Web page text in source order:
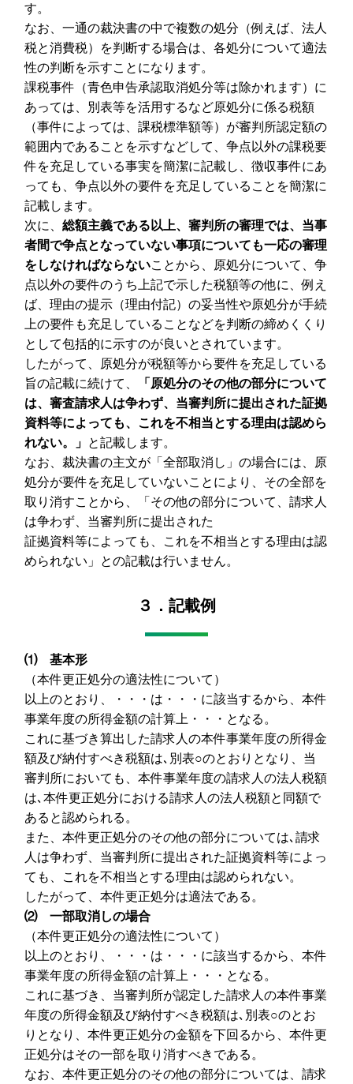
す。
なお、一通の裁決書の中で複数の処分（例えば、法人
税と消費税）を判断する場合は、各処分について適法
性の判断を示すことになります。
課税事件（青色申告承認取消処分等は除かれます）に
あっては、別表等を活用するなど原処分に係る税額
（事件によっては、課税標準額等）が審判所認定額の
範囲内であることを示すなどして、争点以外の課税要
件を充足している事実を簡潔に記載し、徴収事件にあ
っても、争点以外の要件を充足していることを簡潔に
記載します。
次に、総額主義である以上、審判所の審理では、当事
者間で争点となっていない事項についても一応の審理
をしなければならないことから、原処分について、争
点以外の要件のうち上記で示した税額等の他に、例え
ば、理由の提示（理由付記）の妥当性や原処分が手続
上の要件も充足していることなどを判断の締めくくり
として包括的に示すのが良いとされています。
したがって、原処分が税額等から要件を充足している
旨の記載に続けて、
「原処分のその他の部分について
は、審査請求人は争わず、当審判所に提出された証拠
資料等によっても、これを不相当とする理由は認めら
れない。」 と記載します。
なお、裁決書の主文が「全部取消し」の場合には、原
処分が要件を充足していないことにより、その全部を
取り消すことから、「その他の部分について、請求人
は争わず、当審判所に提出された
証拠資料等によっても、これを不相当とする理由は認
められない」との記載は行いません。
３．記載例
⑴ 基本形
（本件更正処分の適法性について）
以上のとおり、・・・は・・・に該当するから、本件
事業年度の所得金額の計算上・・・となる。
これに基づき算出した請求人の本件事業年度の所得金
額及び納付すべき税額は､別表○のとおりとなり、当
審判所においても、本件事業年度の請求人の法人税額
は､本件更正処分における請求人の法人税額と同額で
あると認められる。
また、本件更正処分のその他の部分については､請求
人は争わず、当審判所に提出された証拠資料等によっ
ても、これを不相当とする理由は認められない。
したがって、本件更正処分は適法である。
⑵ 一部取消しの場合
（本件更正処分の適法性について）
以上のとおり、・・・は・・・に該当するから、本件
事業年度の所得金額の計算上・・・となる。
これに基づき、当審判所が認定した請求人の本件事業
年度の所得金額及び納付すべき税額は､別表○のとお
りとなり、本件更正処分の金額を下回るから、本件更
正処分はその一部を取り消すべきである。
なお、本件更正処分のその他の部分については、請求